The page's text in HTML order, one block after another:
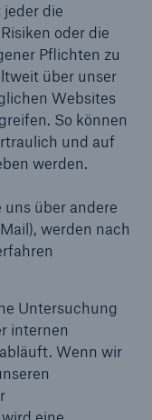
jeder die
oder die
Pflichten zu
über unser
Websites
So können
und auf
werden.
über andere
werden nach
Untersuchung
internen
Wenn wir
Kosten der